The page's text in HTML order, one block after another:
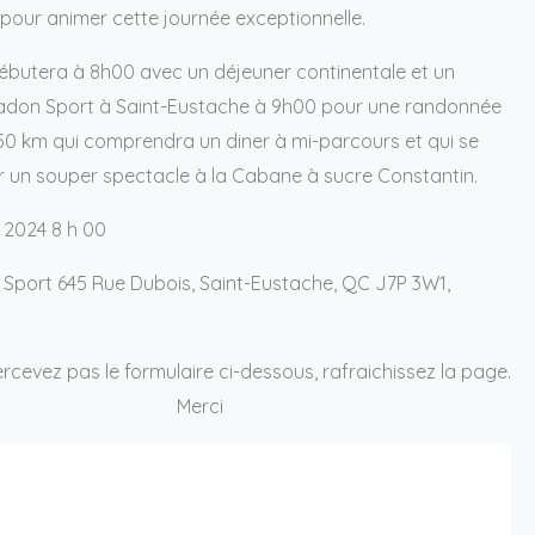
animer cette journée exceptionnelle.
à 8h00 avec un déjeuner continentale et un
Sport à Saint-Eustache à 9h00 pour une randonnée
km qui comprendra un diner à mi-parcours et qui se
souper spectacle à la Cabane à sucre Constantin.
2024 8 h 00
645 Rue Dubois, Saint-Eustache, QC J7P 3W1,
pas le formulaire ci-dessous, rafraichissez la page.
Merci